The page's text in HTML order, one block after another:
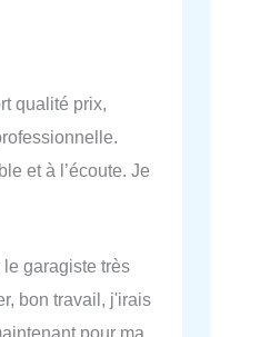
qualité prix,
et à l’écoute. Je
le garagiste très
bon travail, j'irais
pour ma